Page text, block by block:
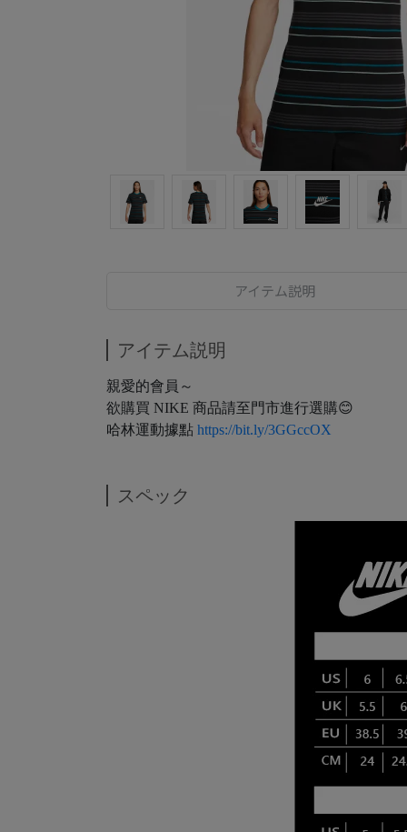
アイテム説明
アイテム説明
親愛的會員～
欲購買 NIKE 商品請至門市進行選購😊
哈林運動據點 https://bit.ly/3GGccOX
スペック